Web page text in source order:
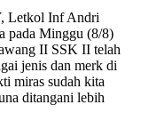
Letkol Inf Andri
pada Minggu (8/8)
II SSK II telah
jenis dan merk di
miras sudah kita
ditangani lebih